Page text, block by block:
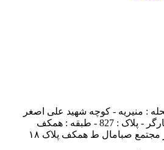
: منیریه - کوچه شهید علی اصغر
827 - طبقه : همکف
صبامال ط همکف پلاک ۱۸